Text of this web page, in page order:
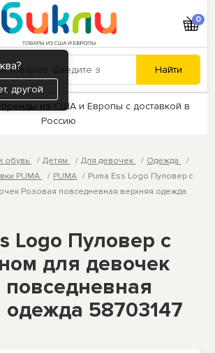
другой
0
из США и Европы с доставкой в
Россию
обувь Детям Для девочек
Одежда
PUMA PUMA
Puma Ess Logo Пуловер с
Розовая повседневная верхняя одежда
Logo Пуловер с
для девочек
повседневная
одежда 58703147